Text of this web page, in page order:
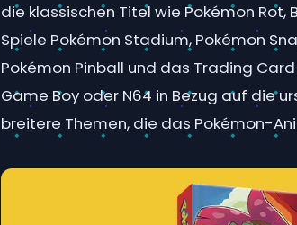
die klassischen Titel wie Pokémon
Spiele Pokémon Stadium, Pokémon
Pokémon Pinball und das Trading
Game Boy oder N64 in Bezug auf die
breitere Themen, die das Pokémon-